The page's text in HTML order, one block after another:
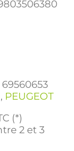
69560653
, PEUGEOT
(*)
2 et 3